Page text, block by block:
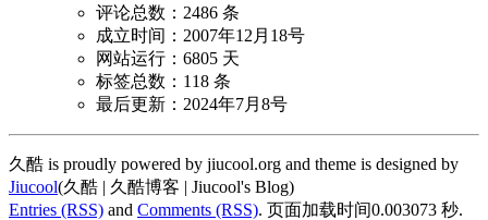
评论总数：2486 条
成立时间：2007年12月18号
网站运行：6805 天
标签总数：118 条
最后更新：2024年7月8号
久酷 is proudly powered by jiucool.org and theme is designed by
Jiucool(久酷 | 久酷博客 | Jiucool's Blog)
Entries (RSS) and Comments (RSS). 页面加载时间0.003073 秒.